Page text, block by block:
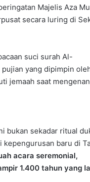
Majelis Aza
secara luring di
suci surah Al-
yang dipimpin
jemaah saat
bukan sekadar ritual
baru di
acara seremonial,
1.400 tahun yang